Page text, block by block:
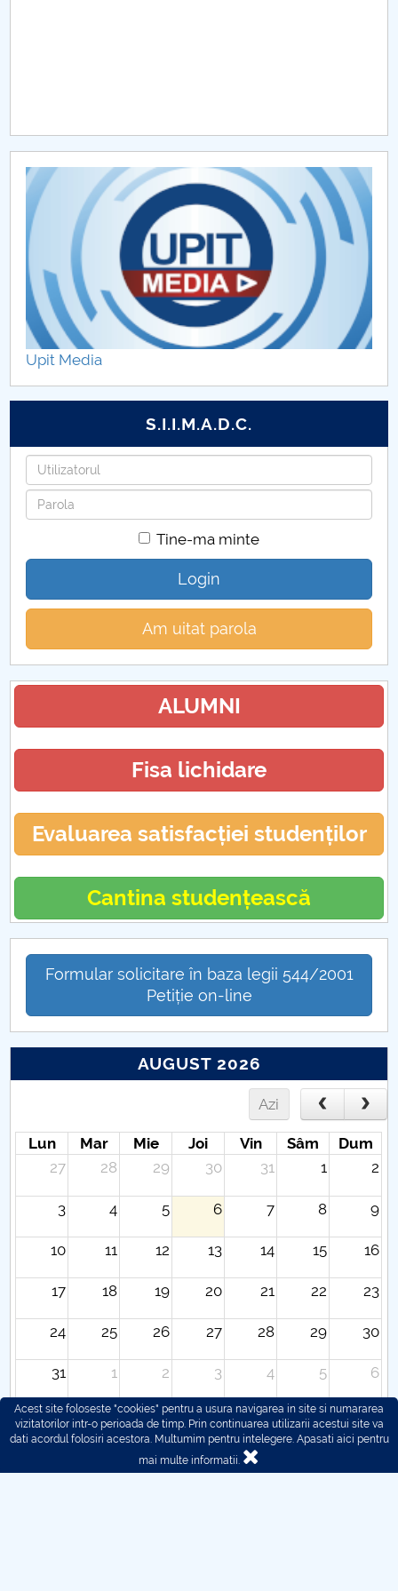
Upit Media
S.I.I.M.A.D.C.
Utilizatorul
Parola
Tine-ma minte
Login
Am uitat parola
ALUMNI
Fisa lichidare
Evaluarea satisfacției studenților
Cantina studențească
Formular solicitare în baza legii 544/2001
Petiție on-line
AUGUST 2026
Azi
Lun Mar Mie Joi Vin Sâm
Dum
27
28 29 30 31 1 2
3 4 5 6 7 8 9
10 11 12 13 14 15 16
17 18 19 20 21 22 23
24 25 26 27 28 29 30
31 1 2 3 4 5 6
Acest site foloseste "cookies" pentru a usura navigarea in site si numararea
vizitatorilor intr-o perioada de timp. Prin continuarea utilizarii acestui site va
dati acordul folosiri acestora. Multumim pentru intelegere. Apasati aici pentru
mai multe informatii.